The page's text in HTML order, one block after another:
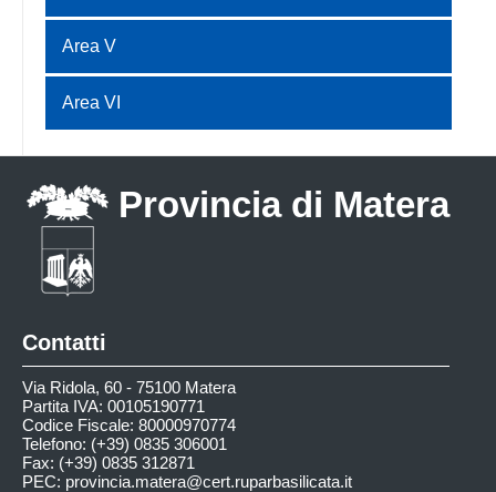
Area V
Area VI
Provincia di Matera
Contatti
Via Ridola, 60 - 75100 Matera
Partita IVA: 00105190771
Codice Fiscale: 80000970774
Telefono: (+39) 0835 306001
Fax: (+39) 0835 312871
PEC: provincia.matera@cert.ruparbasilicata.it